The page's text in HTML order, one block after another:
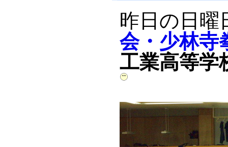
昨日の日曜
会・少林寺
工業高等学